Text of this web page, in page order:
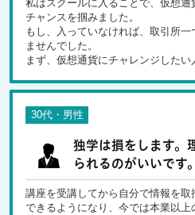
私はスクールに入ることで、仮想
チャンスを掴みました。
もし、入っていなければ、取引所
ませんでした。
まず、仮想通貨にチャレンジしたい
30代・男性
独学は損をします。
られるのがいいです。
講座を受講してから自分で情報を
できるようになり、今では本業以上